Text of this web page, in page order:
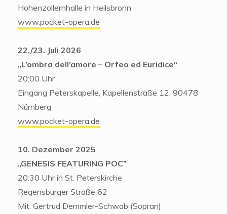
Hohenzollernhalle in Heilsbronn
www.pocket-opera.de
22./23. Juli 2026
„L’ombra dell’amore – Orfeo ed Euridice“
20:00 Uhr
Eingang Peterskapelle, Kapellenstraße 12, 90478
Nürnberg
www.pocket-opera.de
10. Dezember 2025
„GENESIS FEATURING POC”
20:30 Uhr in St. Peterskirche
Regensburger Straße 62
Mit: Gertrud Demmler-Schwab (Sopran)